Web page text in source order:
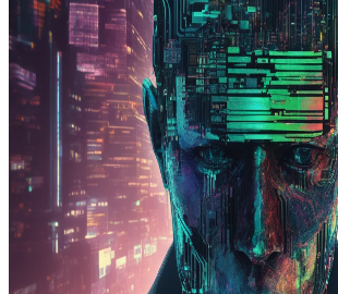
2025-10-20
min de leitura
Camila Pires
A tecnologia doméstica enfrenta resistência
éticas
A crescente presença de dispositivos
gerar desconforto e resistência, evidenciando
progresso tecnológico e proteção da
órgãos governamentais em plataformas digitais
reforça a polarização e a necessidade de definir
As discussões sobre empregos e erosão do
tecnológico destacam os desafios sociais e